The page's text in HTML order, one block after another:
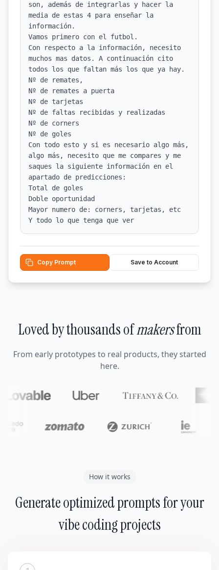
son, además de integrarlas y hacer la
media de estas 4 para enseñar la
información.
Vamos primero con el futbol.
Con respecto a la información, necesito
muchos mas datos. A continuación cito
todos los que faltan más los que ya hay.
Nº de remates,
Nº de remates a puerta
Nº de tarjetas
Nº de faltas recibidas y realizadas
Nº de corners
Nº de goles
Con todo esto y si es necesario algo más,
algo más, necesito que me compares y me
saques la siguiente información en el
apartado de predicciones:
Total de goles
Doble oportunidad
Mayor numero de: corners, tarjetas, etc
Copy Prompt Save to Account
Loved by thousands ofmakersfrom
From early prototypes to real products, they started
here.
How it works
Generate optimized prompts for your
vibe coding projects